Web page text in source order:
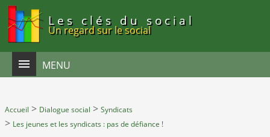
Les clés du social
Un regard sur le social
MENU
Accueil > Dialogue social > Syndicats
> Les jeunes et les syndicats : pas de défiance !
Panneau de gestion des cookies